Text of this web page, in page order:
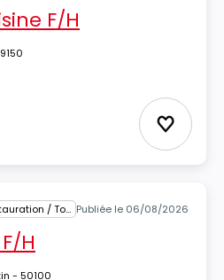
F/H
Ajouter
Loisirs / Hôtellerie / Restauration / Tourisme Publiée le 06/08/2026
H
- 50100